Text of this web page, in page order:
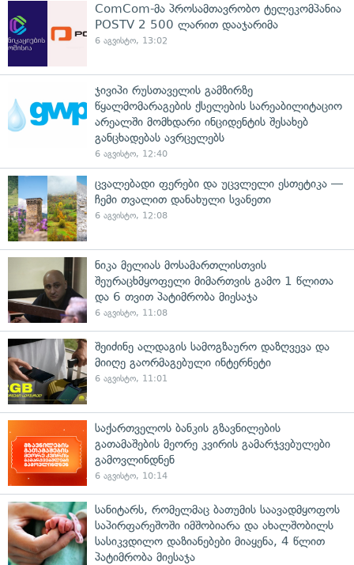
ComCom-მა პროსამთავრობო ტელეკომპანია
POSTV 2 500 ლარით დააჯარიმა
6 აგვისტო, 13:02
ჯივიპი რუსთაველის გამზირზე
წყალმომარაგების ქსელების სარეაბილიტაციო
არეალში მომხდარი ინციდენტის შესახებ
განცხადებას ავრცელებს
6 აგვისტო, 12:40
ცვალებადი ფერები და უცვლელი ესთეტიკა —
ჩემი თვალით დანახული სვანეთი
6 აგვისტო, 12:08
ნიკა მელიას მოსამართლისთვის
შეურაცხმყოფელი მიმართვის გამო 1 წლითა
და 6 თვით პატიმრობა მიესაჯა
6 აგვისტო, 11:08
შეიძინე ალდაგის სამოგზაურო დაზღვევა და
მიიღე გაორმაგებული ინტერნეტი
6 აგვისტო, 11:01
საქართველოს ბანკის გზავნილების
გათამაშების მეორე კვირის გამარჯვებულები
გამოვლინდნენ
6 აგვისტო, 10:14
სანიტარს, რომელმაც ბათუმის საავადმყოფოს
საპირფარეშოში იმშობიარა და ახალშობილს
სასიკვდილო დაზიანებები მიაყენა, 4 წლით
პატიმრობა მიესაჯა